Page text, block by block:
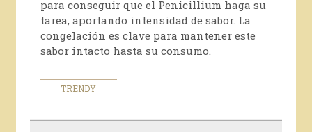
para conseguir que el Penicillium haga su
tarea, aportando intensidad de sabor. La
congelación es clave para mantener este
sabor intacto hasta su consumo.
TRENDY